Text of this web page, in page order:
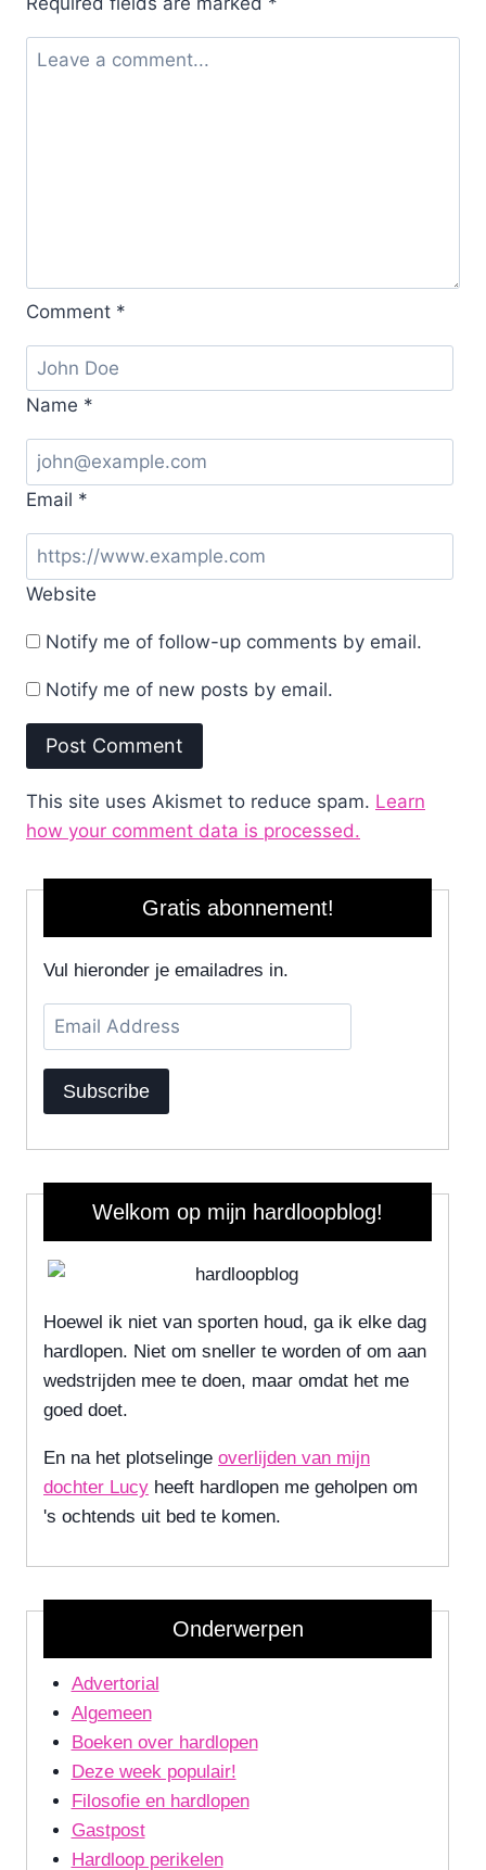
Comment *
Name *
Email *
Website
Notify me of follow-up comments by email.
Notify me of new posts by email.
This site uses Akismet to reduce spam. Learn
how your comment data is processed.
Gratis abonnement!
Vul hieronder je emailadres in.
Email
Address
Subscribe
Welkom op mijn hardloopblog!
Hoewel ik niet van sporten houd, ga ik elke dag
hardlopen. Niet om sneller te worden of om aan
wedstrijden mee te doen, maar omdat het me
goed doet.
En na het plotselinge overlijden van mijn
dochter Lucy heeft hardlopen me geholpen om
's ochtends uit bed te komen.
Onderwerpen
Advertorial
Algemeen
Boeken over hardlopen
Deze week populair!
Filosofie en hardlopen
Gastpost
Hardloop perikelen